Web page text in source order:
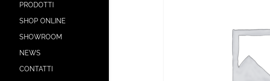
PRODOTTI
SHOP ONLINE
SHOWROOM
NEWS
CONTATTI